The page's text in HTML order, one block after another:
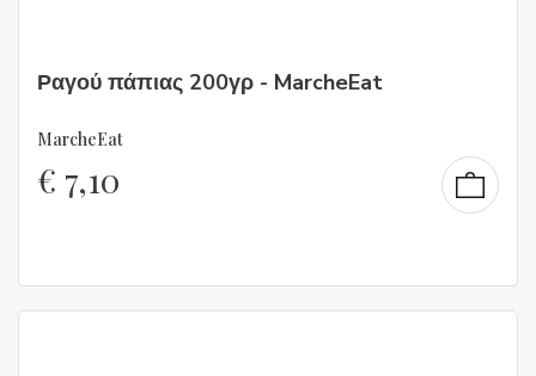
Ραγού πάπιας 200γρ - MarcheEat
MarcheEat
€ 7,10